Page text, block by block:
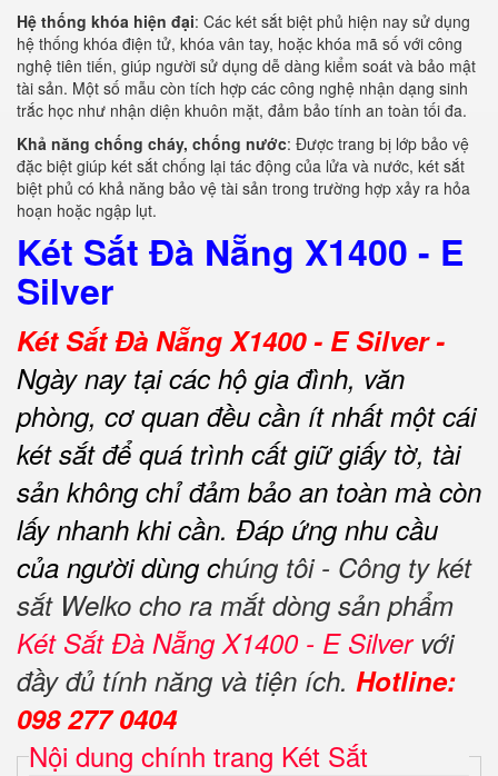
Hệ thống khóa hiện đại: Các két sắt biệt phủ hiện nay sử dụng
hệ thống khóa điện tử, khóa vân tay, hoặc khóa mã số với công
nghệ tiên tiến, giúp người sử dụng dễ dàng kiểm soát và bảo mật
tài sản. Một số mẫu còn tích hợp các công nghệ nhận dạng sinh
trắc học như nhận diện khuôn mặt, đảm bảo tính an toàn tối đa.
Khả năng chống cháy, chống nước: Được trang bị lớp bảo vệ
đặc biệt giúp két sắt chống lại tác động của lửa và nước, két sắt
biệt phủ có khả năng bảo vệ tài sản trong trường hợp xảy ra hỏa
hoạn hoặc ngập lụt.
Két Sắt Đà Nẵng X1400 - E
Silver
Két Sắt Đà Nẵng X1400 - E Silver -
Ngày nay tại các hộ gia đình, văn
phòng, cơ quan đều cần ít nhất một cái
két sắt để quá trình cất giữ giấy tờ, tài
sản không chỉ đảm bảo an toàn mà còn
lấy nhanh khi cần. Đáp ứng nhu cầu
của người dùng chúng tôi - Công ty két
sắt Welko cho ra mắt dòng sản phẩm
Két Sắt Đà Nẵng X1400 - E Silvervới
đầy đủ tính năng và tiện ích. Hotline:
098 277 0404
Nội dung chính trang Két Sắt